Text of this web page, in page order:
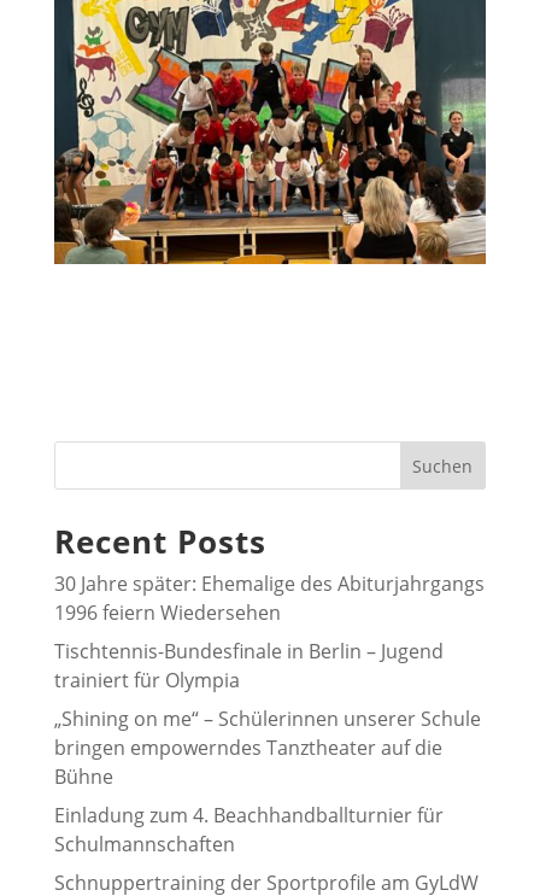
Suchen
Recent Posts
30 Jahre später: Ehemalige des Abiturjahrgangs
1996 feiern Wiedersehen
Tischtennis-Bundesfinale in Berlin – Jugend
trainiert für Olympia
„Shining on me“ – Schülerinnen unserer Schule
bringen empowerndes Tanztheater auf die
Bühne
Einladung zum 4. Beachhandballturnier für
Schulmannschaften
Schnuppertraining der Sportprofile am GyLdW